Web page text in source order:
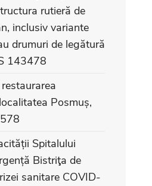
rutieră de
inclusiv variante
drumuri de legătură
143478
Posmuș,
Spitalului
Bistriţa de
sanitare COVID-